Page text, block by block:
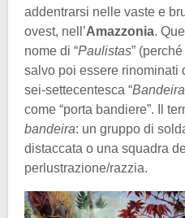
addentrarsi nelle vaste e
ovest, nell’Amazzonia.
nome di “Paulistas”
salvo poi essere rinominati
sei-settecentesca “
come “porta bandiere”. Il
bandeira: un gruppo di
distaccata o una squadra
perlustrazione/razzia.